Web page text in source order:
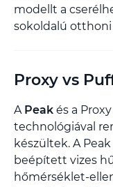
modellt a
sokoldalú otthoni
Proxy vs
A Peak és a
technológiával
készültek. A
beépített vizes
hőmérséklet-